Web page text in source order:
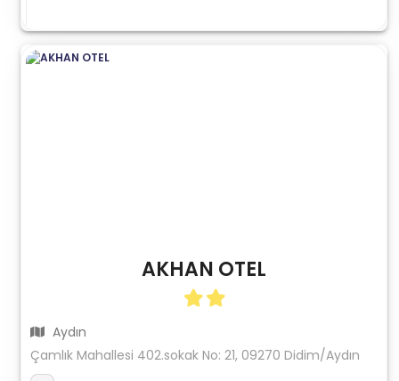
AKHAN OTEL
Aydın
Çamlık Mahallesi 402.sokak No: 21, 09270 Didim/Aydın